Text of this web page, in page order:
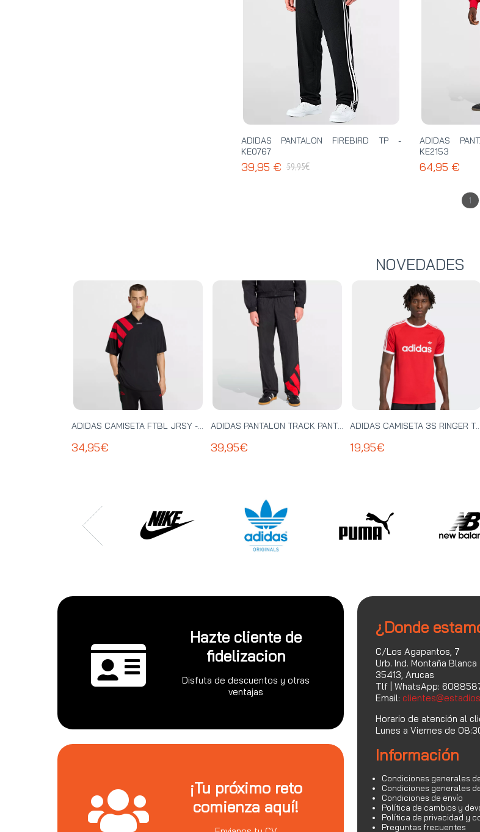
ADIDAS PANTALON FIREBIRD TP -
KE0767
39,95 € 59,95€
ADIDAS
KE2153
64,95 €
1
NOVEDADES
ADIDAS CAMISETA FTBL JRSY - KT0571
34,95€
ADIDAS PANTALON TRACK PANT - KE0869
39,95€
ADIDAS CAMISETA 3S RINGER TEE - KF0416
19,95€
Hazte cliente de
fidelizacion
Disfuta de descuentos y otras
ventajas
¡Tu próximo reto
comienza aquí!
¿Donde
C/Los Agapantos, 7
Urb. Ind. Montaña Blanca
35413, Arucas
Tlf | WhatsApp:
Email:
Horario de atención al
Lunes a Viernes de
Información
Condiciones generales
Condiciones generales
Condiciones de envío
Política de cambios y
Política de privacidad y
Preguntas frecuentes